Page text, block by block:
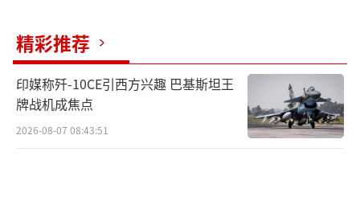
精彩推荐
印媒称歼-10CE引西方兴趣 巴基斯坦王
牌战机成焦点
2026-08-07 08:43:51